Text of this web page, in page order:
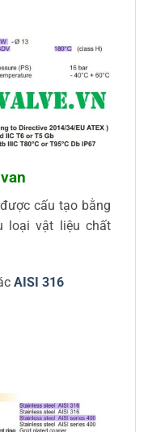
cấu tạo bằng
loại vật liệu chất
AISI 316